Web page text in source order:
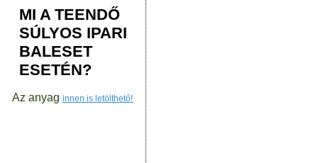
MI A TEENDŐ
SÚLYOS IPARI
BALESET
ESETÉN?
Az anyag innen is letölthető!